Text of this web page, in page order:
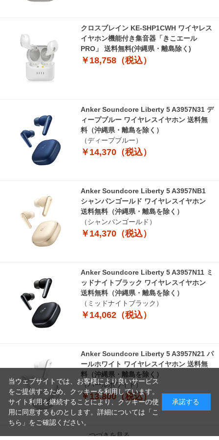
クロスブレイン KE-SHP1CWH ワイヤレス
イヤホン機能付き集音器「きこエール
PRO」 送料無料(沖縄県・離島除く)
￥18,758（税込）
Anker Soundcore Liberty 5 A3957N31 デ
ィープブルー ワイヤレスイヤホン 送料無
料（沖縄県・離島を除く）
（ディープブルー）
￥14,370（税込）
Anker Soundcore Liberty 5 A3957NB1
シャンパンゴールド ワイヤレスイヤホン
送料無料（沖縄県・離島を除く）
（シャンパンゴールド）
￥14,370（税込）
Anker Soundcore Liberty 5 A3957N11 ミ
ッドナイトブラック ワイヤレスイヤホン
送料無料（沖縄県・離島を除く）
（ミッドナイトブラック）
￥14,062（税込）
Anker Soundcore Liberty 5 A3957N21 パ
ールホワイト ワイヤレスイヤホン 送料無
料（沖縄県・離島を除く）
（パールホワイト）
￥13,800（税込）
つづきを見る
当ウェブサイトでは、お客様により良いサービス
をご提供するため、クッキーを利用しています。
サイト利用を継続することにより、クッキーの使
用に同意するものとします。詳細については「 こ
ちら 」をご確認ください。
承諾する